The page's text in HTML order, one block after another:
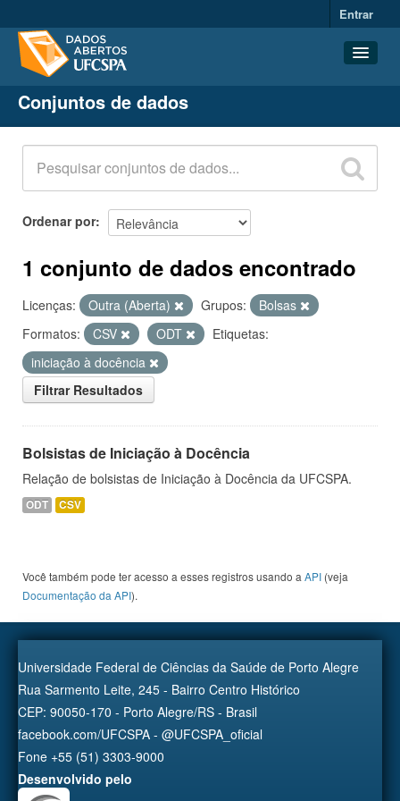
Entrar
Conjuntos de dados
Organizações
Grupos
Sobre
Conjuntos de dados
Ordenar por
1 conjunto de dados encontrado
Licenças: Outra (Aberta) Grupos:
Bolsas
Formatos:
CSV ODT
Etiquetas:
iniciação à docência
Filtrar Resultados
Bolsistas de Iniciação à Docência
Relação de bolsistas de Iniciação à Docência da UFCSPA.
ODT CSV
Você também pode ter acesso a esses registros usando a API (veja
Documentação da API).
Universidade Federal de Ciências da Saúde de Porto Alegre
Rua Sarmento Leite, 245 - Bairro Centro Histórico
CEP: 90050-170 - Porto Alegre/RS - Brasil
facebook.com/UFCSPA - @UFCSPA_oficial
Fone +55 (51) 3303-9000
Desenvolvido pelo